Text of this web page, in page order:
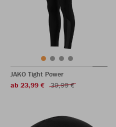
JAKO Tight Power
ab 23,99 €
39,99 €